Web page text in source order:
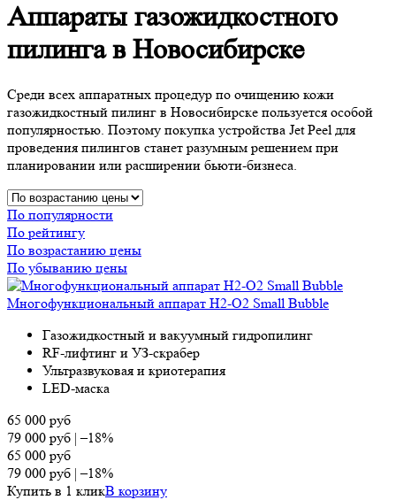
Аппараты газожидкостного
пилинга в Новосибирске
Среди всех аппаратных процедур по очищению кожи
газожидкостный пилинг в Новосибирске пользуется особой
популярностью. Поэтому покупка устройства Jet Peel для
проведения пилингов станет разумным решением при
планировании или расширении бьюти-бизнеса.
По популярности
По рейтингу
По возрастанию цены
По убыванию цены
Многофункциональный аппарат H2-O2 Small Bubble
Газожидкостный и вакуумный гидропилинг
RF-лифтинг и УЗ-скрабер
Ультразвуковая и криотерапия
LED-маска
65 000 руб
79 000 руб |–18%
65 000 руб
79 000 руб |–18%
Купить в 1 кликВ корзину